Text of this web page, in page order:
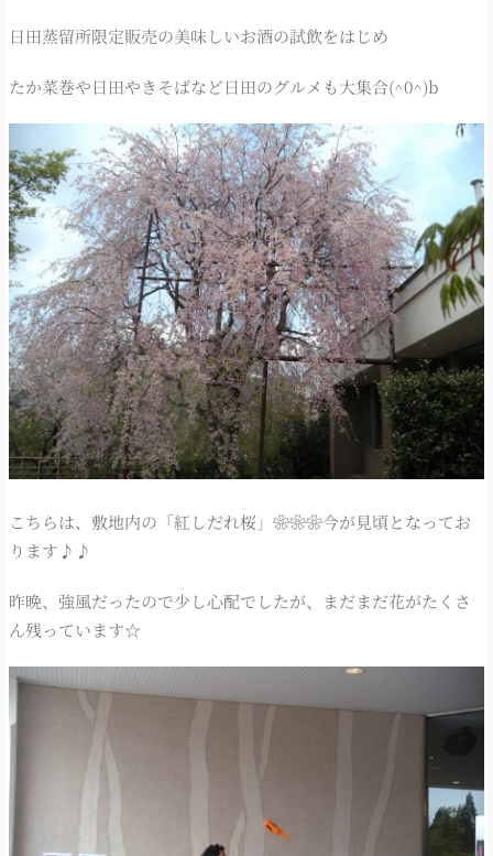
日田蒸留所限定販売の美味しいお酒の試飲をはじめ
たか菜巻や日田やきそばなど日田のグルメも大集合(^0^)b
こちらは、敷地内の「紅しだれ桜」❀❀❀今が見頃となってお
ります♪♪
昨晩、強風だったので少し心配でしたが、まだまだ花がたくさ
ん残っています☆